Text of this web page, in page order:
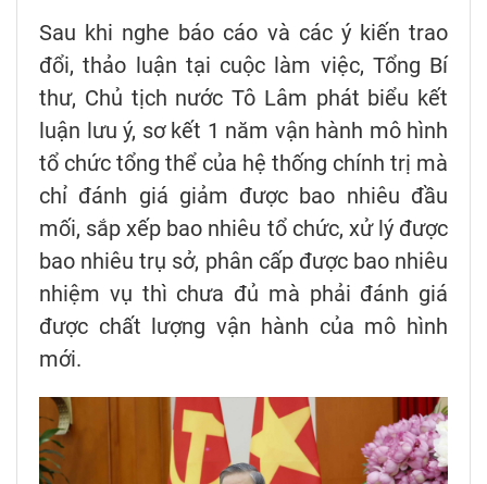
Sau khi nghe báo cáo và các ý kiến trao
đổi, thảo luận tại cuộc làm việc, Tổng Bí
thư, Chủ tịch nước Tô Lâm phát biểu kết
luận lưu ý, sơ kết 1 năm vận hành mô hình
tổ chức tổng thể của hệ thống chính trị mà
chỉ đánh giá giảm được bao nhiêu đầu
mối, sắp xếp bao nhiêu tổ chức, xử lý được
bao nhiêu trụ sở, phân cấp được bao nhiêu
nhiệm vụ thì chưa đủ mà phải đánh giá
được chất lượng vận hành của mô hình
mới.